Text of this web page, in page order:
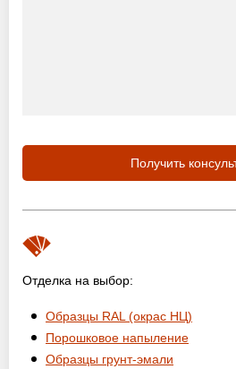
Получить
Отделка на выбор:
Образцы RAL (окрас НЦ)
Порошковое напыление
Образцы грунт-эмали